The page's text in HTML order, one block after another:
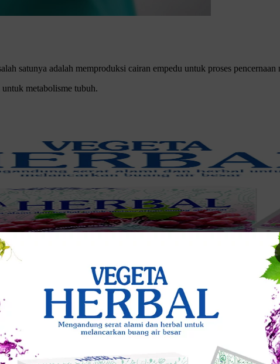
satunya adalah memproduksi cairan empedu untuk proses pencernaan
metabolisme tubuh.
tentang organ penting ini.
kilogram. Letak organ hati adalah di sebelah kanan atas bagian
beregenerasi dan merupakan satu-satunya organ yang bisa